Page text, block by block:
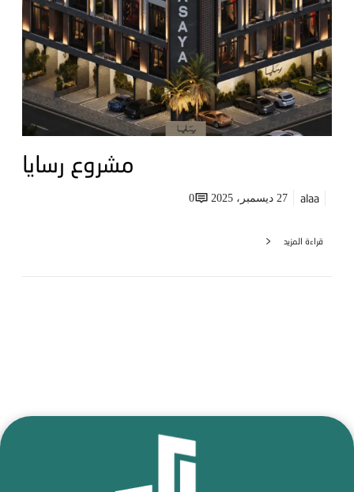
مشروع رسايا
alaa 27 ديسمبر، 2025 0
قراءة المزيد